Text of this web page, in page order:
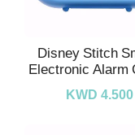
Disney Stitch
Electronic Alarm
KWD 4.500